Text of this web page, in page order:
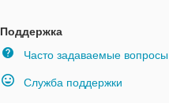
Поддержка
Часто задаваемые вопросы
Служба поддержки